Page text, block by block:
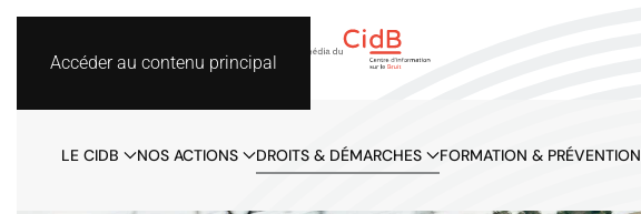
Accéder au contenu principal
LE CIDB NOS ACTIONS DROITS & DÉMARCHES FORMATION & PRÉVENTION